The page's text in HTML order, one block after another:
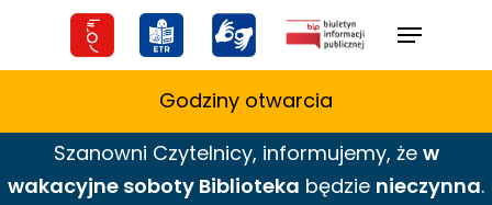
Menu
Godziny otwarcia
Szanowni Czytelnicy, informujemy, że w
wakacyjne soboty Biblioteka będzie nieczynna.